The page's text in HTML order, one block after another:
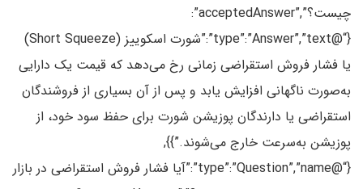
چیست؟”,”acceptedAnswer”:
{“@type”:”Answer”,”text”:”شورت اسکوییز (Short Squeeze)
یا فشار فروش استقراضی زمانی رخ می‌دهد که قیمت یک دارایی
به‌صورت ناگهانی افزایش یابد و پس از آن بسیاری از فروشندگان
استقراضی یا دارندگان پوزیشن شورت برای حفظ سود خود، از
پوزیشن به‌سرعت خارج می‌شوند.”}},
{“@type”:”Question”,”name”:”آیا فشار فروش استقراضی در بازار